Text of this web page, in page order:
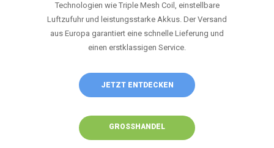
Technologien wie Triple Mesh Coil, einstellbare
Luftzufuhr und leistungsstarke Akkus. Der Versand
aus Europa garantiert eine schnelle Lieferung und
einen erstklassigen Service.
JETZT ENTDECKEN
GROSSHANDEL